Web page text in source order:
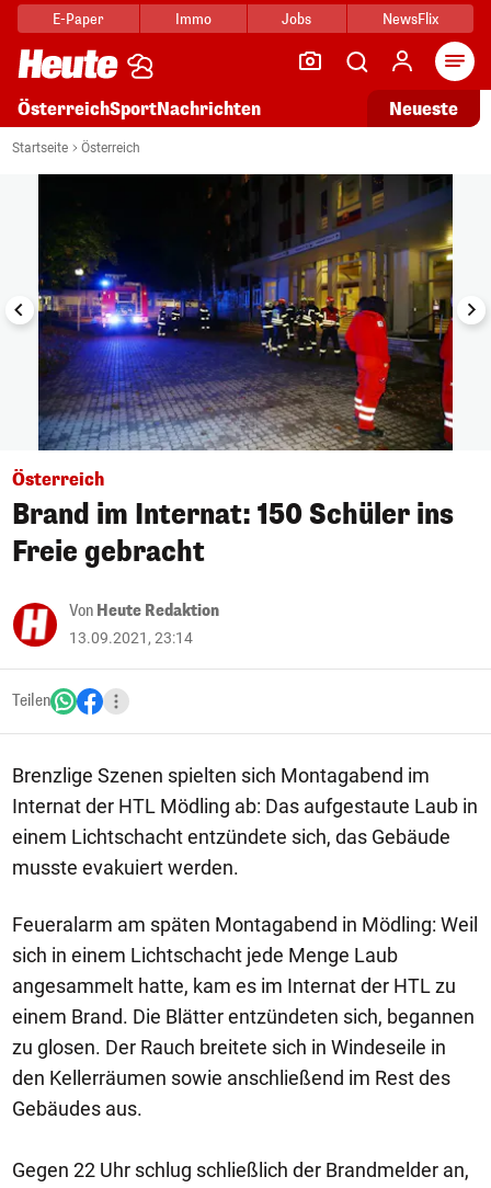
E-Paper Immo Jobs NewsFlix
ÖsterreichSportNachrichten Neueste
Startseite Österreich
1/4
Österreich
Brand im Internat: 150 Schüler ins
Freie gebracht
Von Heute Redaktion
13.09.2021, 23:14
Teilen
Brenzlige Szenen spielten sich Montagabend im
Internat der HTL Mödling ab: Das aufgestaute Laub in
einem Lichtschacht entzündete sich, das Gebäude
musste evakuiert werden.
Feueralarm am späten Montagabend in Mödling: Weil
sich in einem Lichtschacht jede Menge Laub
angesammelt hatte, kam es im Internat der HTL zu
einem Brand. Die Blätter entzündeten sich, begannen
zu glosen. Der Rauch breitete sich in Windeseile in
den Kellerräumen sowie anschließend im Rest des
Gebäudes aus.
Gegen 22 Uhr schlug schließlich der Brandmelder an,